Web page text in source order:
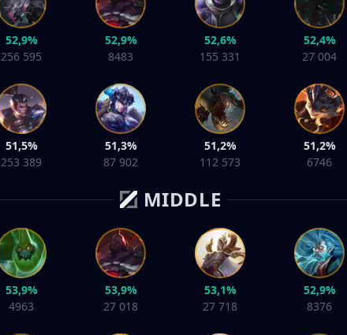
52,9%
256 595
52,9%
8483
52,6%
155 331
52,4%
27 004
51,5%
253 389
51,3%
87 902
51,2%
112 573
51,2%
6746
MIDDLE
53,9%
4963
53,9%
27 018
53,1%
27 718
52,9%
8376